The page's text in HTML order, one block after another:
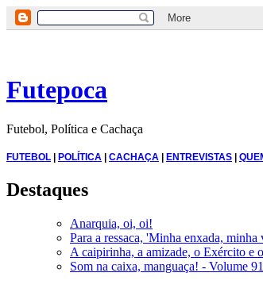
Futepoca
Futebol, Política e Cachaça
FUTEBOL | POLÍTICA | CACHAÇA | ENTREVISTAS |
Destaques
Anarquia, oi, oi!
Para a ressaca, 'Minha enxada, minha
A caipirinha, a amizade, o Exército e
Som na caixa, manguaça! - Volume 91